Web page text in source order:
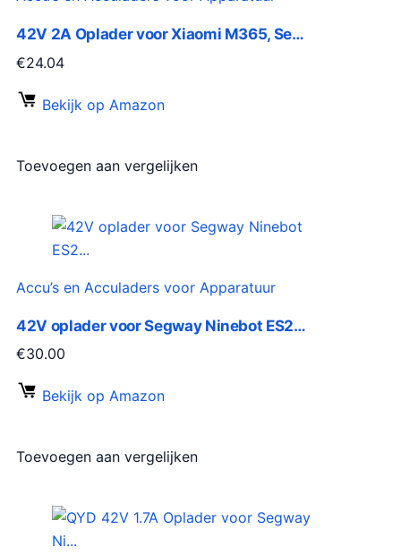
42V 2A Oplader voor Xiaomi M365, Se…
€24.04
Bekijk op Amazon
Toevoegen aan vergelijken
Accu’s en Acculaders voor Apparatuur
42V oplader voor Segway Ninebot ES2…
€30.00
Bekijk op Amazon
Toevoegen aan vergelijken